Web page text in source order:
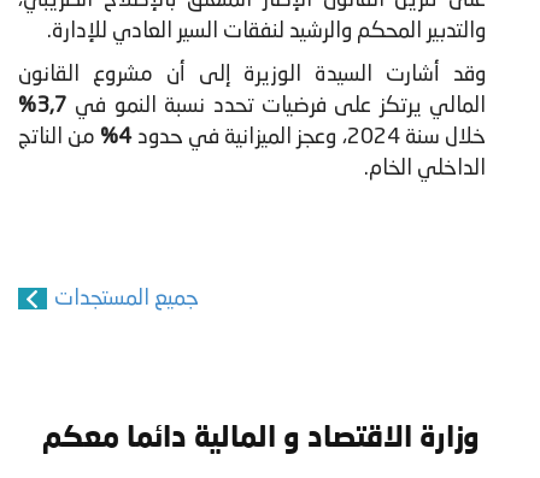
والتدبير المحكم والرشيد لنفقات السير العادي للإدارة.
وقد أشارت السيدة الوزيرة إلى أن مشروع القانون
المالي يرتكز على فرضيات تحدد نسبة النمو في 3,7%
خلال سنة 2024، وعجز الميزانية في حدود
4%
من الناتج
الداخلي الخام.
جميع المستجدات
وزارة الاقتصاد و المالية دائما معكم